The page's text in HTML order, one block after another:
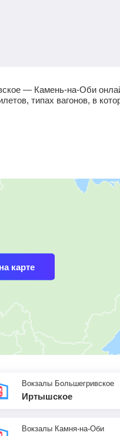
— Камень-на-Оби
типах вагонов, в
карте
Вокзалы Большегривское
Иртышское
Вокзалы Камня-на-Оби